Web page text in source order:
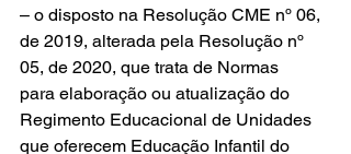
– o disposto na Resolução CME nº 06,
de 2019, alterada pela Resolução nº
05, de 2020, que trata de Normas
para elaboração ou atualização do
Regimento Educacional de Unidades
que oferecem Educação Infantil do